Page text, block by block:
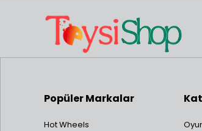
Popüler Markalar
Hot Wheels